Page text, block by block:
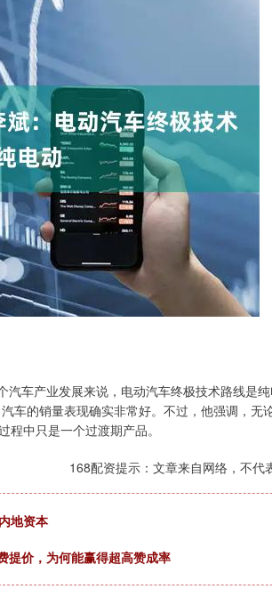
车产业发展来说，电动汽车终极技术路线是
车的销量表现确实非常好。不过，他强调，无
中只是一个过渡期产品。
168配资提示：文章来自网络，不代
地资本
提价，为何能赢得超高赞成率